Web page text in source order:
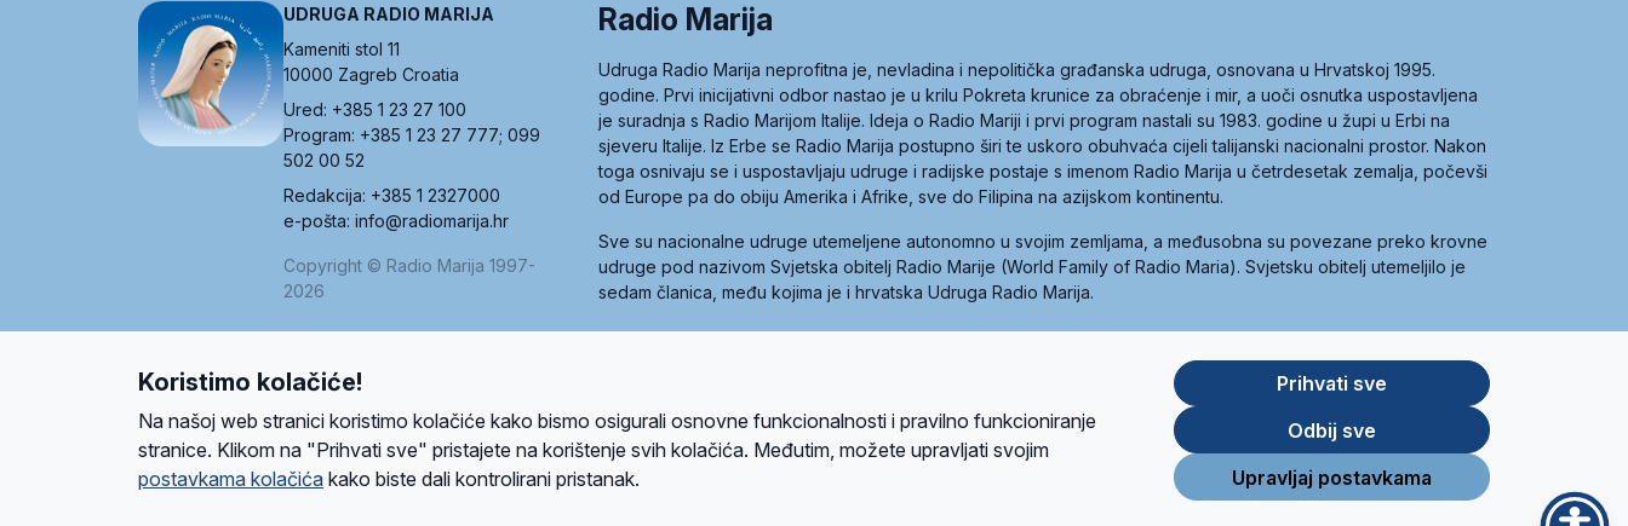
UDRUGA RADIO MARIJA
Kameniti stol 11
10000 Zagreb Croatia
Ured: +385 1 23 27 100
Program: +385 1 23 27 777; 099
502 00 52
Redakcija: +385 1 2327000
e-pošta: info@radiomarija.hr
Copyright © Radio Marija 1997-
2026
Radio Marija
Udruga Radio Marija neprofitna je, nevladina i nepolitička građanska udruga, osnovana u Hrvatskoj 1995.
godine. Prvi inicijativni odbor nastao je u krilu Pokreta krunice za obraćenje i mir, a uoči osnutka uspostavljena
je suradnja s Radio Marijom Italije. Ideja o Radio Mariji i prvi program nastali su 1983. godine u župi u Erbi na
sjeveru Italije. Iz Erbe se Radio Marija postupno širi te uskoro obuhvaća cijeli talijanski nacionalni prostor. Nakon
toga osnivaju se i uspostavljaju udruge i radijske postaje s imenom Radio Marija u četrdesetak zemalja, počevši
od Europe pa do obiju Amerika i Afrike, sve do Filipina na azijskom kontinentu.
Sve su nacionalne udruge utemeljene autonomno u svojim zemljama, a međusobna su povezane preko krovne
udruge pod nazivom Svjetska obitelj Radio Marije (World Family of Radio Maria). Svjetsku obitelj utemeljilo je
sedam članica, među kojima je i hrvatska Udruga Radio Marija.
Ova stranica je zaštićena Google reCAPTCHA sustavom Store
Koristimo kolačiće!
Na našoj web stranici koristimo kolačiće kako bismo osigurali osnovne funkcionalnosti i pravilno funkcioniranje
stranice. Klikom na "Prihvati sve" pristajete na korištenje svih kolačića. Međutim, možete upravljati svojim
postavkama kolačića kako biste dali kontrolirani pristanak.
Prihvati sve
Odbij sve
Upravljaj postavkama